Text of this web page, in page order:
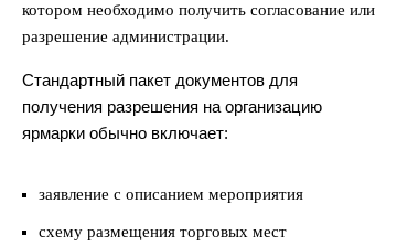
котором необходимо получить согласование или
разрешение администрации.
Стандартный пакет документов для
получения разрешения на организацию
ярмарки обычно включает:
заявление с описанием мероприятия
схему размещения торговых мест